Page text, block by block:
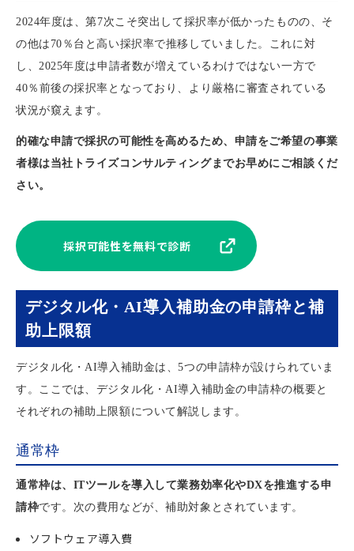
2024年度は、第7次こそ突出して採択率が低かったものの、そ
の他は70％台と高い採択率で推移していました。これに対
し、2025年度は申請者数が増えているわけではない一方で
40％前後の採択率となっており、より厳格に審査されている
状況が窺えます。
的確な申請で採択の可能性を高めるため、申請をご希望の事業
者様は当社トライズコンサルティングまでお早めにご相談くだ
さい。
採択可能性を無料で診断
デジタル化・AI導入補助金の申請枠と補
助上限額
デジタル化・AI導入補助金は、5つの申請枠が設けられていま
す。ここでは、デジタル化・AI導入補助金の申請枠の概要と
それぞれの補助上限額について解説します。
通常枠
通常枠は、ITツールを導入して業務効率化やDXを推進する申
請枠です。次の費用などが、補助対象とされています。
ソフトウェア導入費